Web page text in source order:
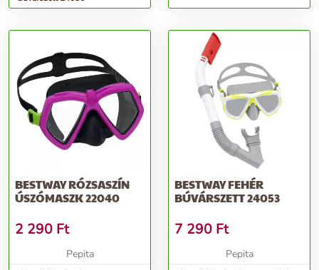
BESTWAY RÓZSASZÍN
ÚSZÓMASZK 22040
2 290 Ft
Pepita
BESTWAY FEHÉR
BÚVÁRSZETT 24053
7 290 Ft
Pepita